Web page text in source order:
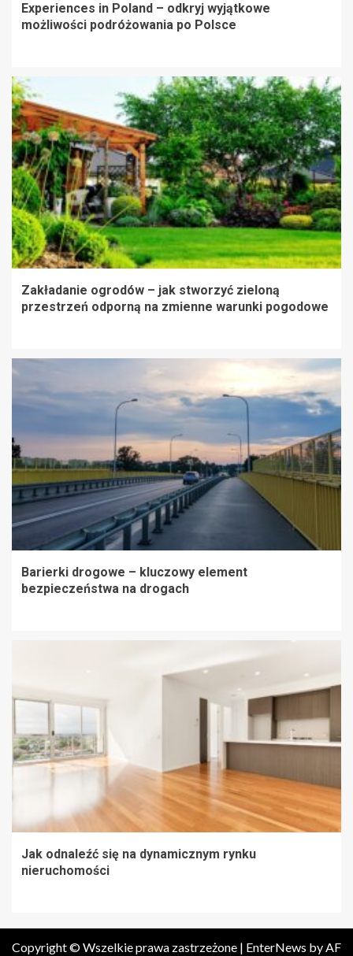
Experiences in Poland – odkryj wyjątkowe
możliwości podróżowania po Polsce
Zakładanie ogrodów – jak stworzyć zieloną
przestrzeń odporną na zmienne warunki pogodowe
Barierki drogowe – kluczowy element
bezpieczeństwa na drogach
Jak odnaleźć się na dynamicznym rynku
nieruchomości
Copyright © Wszelkie prawa zastrzeżone | EnterNews by AF